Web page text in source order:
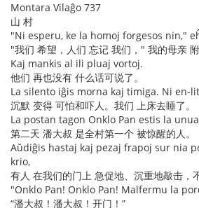
Montara Vilaĝo 737
山 村
"Ni esperu, ke la homoj forgesos nin,"
"我们 希望，人们 忘记 我们，" 我的母亲 附
Kaj mankis al ili pluaj vortoj.
他们 再也没有 什么话可说了。
La silento iĝis morna kaj timiga. Ni en-
沉默 变得 可怕和吓人。我们 上床去睡了。
La postan tagon Onklo Pan estis la
第二天 潘大叔 是全村第一个 被惊醒的人。
Aŭdiĝis hastaj kaj pezaj frapoj sur nia
krio,
有人 在我们的门上 急促地、沉重地敲击，
"Onklo Pan! Onklo Pan! Malfermu la
“潘大叔！潘大叔！开门！”